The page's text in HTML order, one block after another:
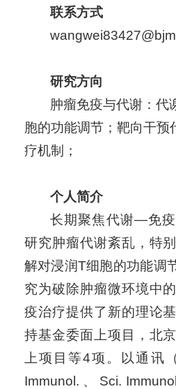
联系方式
研究方向
肿瘤免疫与代谢：代
胞的功能调节；靶向干预
疗机制；
个人简介
长期聚焦代谢—免疫
研究肿瘤代谢紊乱，特
解对浸润T细胞的功能调
究为破除肿瘤微环境中
疫治疗提供了新的理论
持基金委面上项目，北
上项目等4项。以通讯
Immunol. 、 Sci.